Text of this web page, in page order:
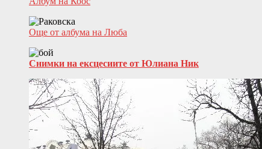
Още от албума на Люба
Снимки на ексцесиите от Юлиана Ник